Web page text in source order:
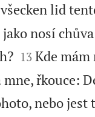
lid
nosí

13 Kde mám
řkouce:
nebo jest